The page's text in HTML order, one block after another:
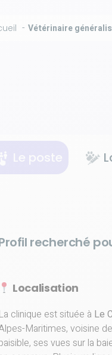
Vétérinaire
Le poste
recherché
Localisation
La clinique est située à Le
Maritimes, voisine
ses vues sur la